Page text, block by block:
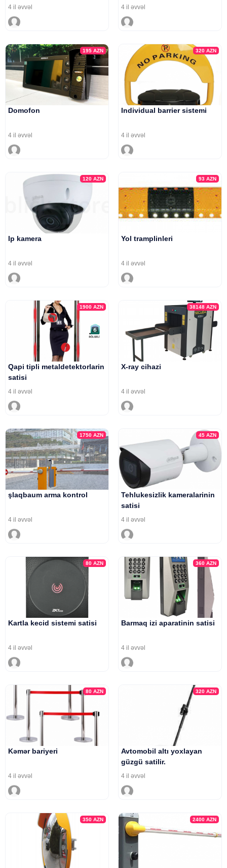
4 il əvvəl 4 il əvvəl
195AZN
Domofon
4 il əvvəl
320 AZN
Individual barrier sistemi
4 il əvvəl
120AZN
Ip kamera
4 il əvvəl
93 AZN
Yol tramplinleri
4 il əvvəl
1900AZN
Qapi tipli metaldetektorlarin
satisi
4 il əvvəl
38148 AZN
X-ray cihazi
4 il əvvəl
1750AZN
şlaqbaum arma kontrol
4 il əvvəl
45 AZN
Tehlukesizlik kameralarinin
satisi
4 il əvvəl
80AZN
Kartla kecid sistemi satisi
4 il əvvəl
360 AZN
Barmaq izi aparatinin satisi
4 il əvvəl
80AZN
Kəmər bariyeri
4 il əvvəl
320 AZN
Avtomobil altı yoxlayan
güzgü satilir.
4 il əvvəl
350AZN 2400 AZN